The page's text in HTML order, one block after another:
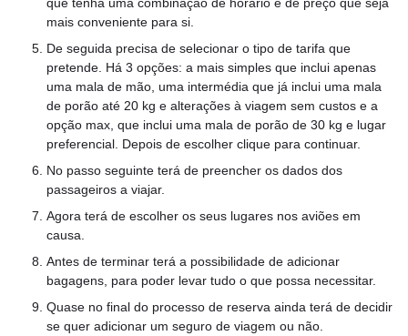
mais conveniente para si.
De seguida precisa de selecionar o tipo de tarifa que
pretende. Há 3 opções: a mais simples que inclui apenas
uma mala de mão, uma intermédia que já inclui uma mala
de porão até 20 kg e alterações à viagem sem custos e a
opção max, que inclui uma mala de porão de 30 kg e lugar
preferencial. Depois de escolher clique para continuar.
No passo seguinte terá de preencher os dados dos
passageiros a viajar.
Agora terá de escolher os seus lugares nos aviões em
causa.
Antes de terminar terá a possibilidade de adicionar
bagagens, para poder levar tudo o que possa necessitar.
Quase no final do processo de reserva ainda terá de decidir
se quer adicionar um seguro de viagem ou não.